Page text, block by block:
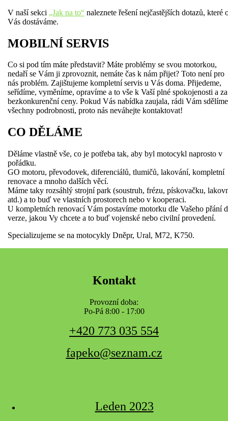
V naší sekci „Jak na to“ naleznete řešení nejčastějších dotazů, které
Vás dostáváme.
MOBILNÍ SERVIS
Co si pod tím máte představit? Máte problémy se svou motorkou,
nedaří se Vám ji zprovoznit, nemáte čas k nám přijet? Toto není pro
nás problém. Zajištujeme kompletní servis u Vás doma. Přijedeme,
seřídíme, vyměníme, opravíme a to vše k Vaší plné spokojenosti a za
bezkonkurenční ceny. Pokud Vás nabídka zaujala, rádi Vám sdělíme
všechny podrobnosti, proto nás neváhejte kontaktovat!
CO DĚLÁME
Děláme vlastně vše, co je potřeba tak, aby byl motocykl naprosto v
pořádku.
GO motoru, převodovek, diferenciálů, tlumičů, lakování, kompletní
renovace a mnoho dalších věcí.
Máme taky rozsáhlý strojní park (soustruh, frézu, pískovačku,
atd.) a to buď ve vlastních prostorech nebo v kooperaci.
U kompletních renovací Vám postavíme motorku dle Vašeho přání
verze, jakou Vy chcete a to buď vojenské nebo civilní provedení.
Specializujeme se na motocykly Dněpr, Ural, M72, K750.
Kontakt
Provozní doba:
Po-Pá 8:00 - 17:00
+420 773 035 554
fapeko@seznam.cz
Leden 2023